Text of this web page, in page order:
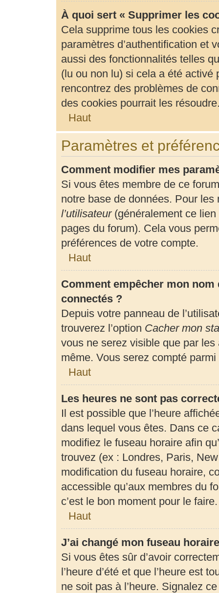
À quoi sert « Supprimer les
Cela supprime tous les cookies
paramètres d’authentification et
aussi des fonctionnalités telles
(lu ou non lu) si cela a été activé
rencontrez des problèmes de
des cookies pourrait les
Haut
Paramètres et
Comment modifier mes
Si vous êtes membre de ce
notre base de données. Pour
l’utilisateur(généralement ce lien
pages du forum). Cela vous
préférences de votre compte.
Haut
Comment empêcher mon
connectés ?
Depuis votre panneau de
trouverez l’option Cacher mon
vous ne serez visible que par
même. Vous serez compté
Haut
Les heures ne sont pas
Il est possible que l’heure
dans lequel vous êtes. Dans ce
modifiez le fuseau horaire afin
trouvez (ex : Londres, Paris,
modification du fuseau horaire,
accessible qu’aux membres du
c’est le bon moment pour le faire.
Haut
J’ai changé mon fuseau
Si vous êtes sûr d’avoir
l’heure d’été et que l’heure est
ne soit pas à l’heure. Signalez